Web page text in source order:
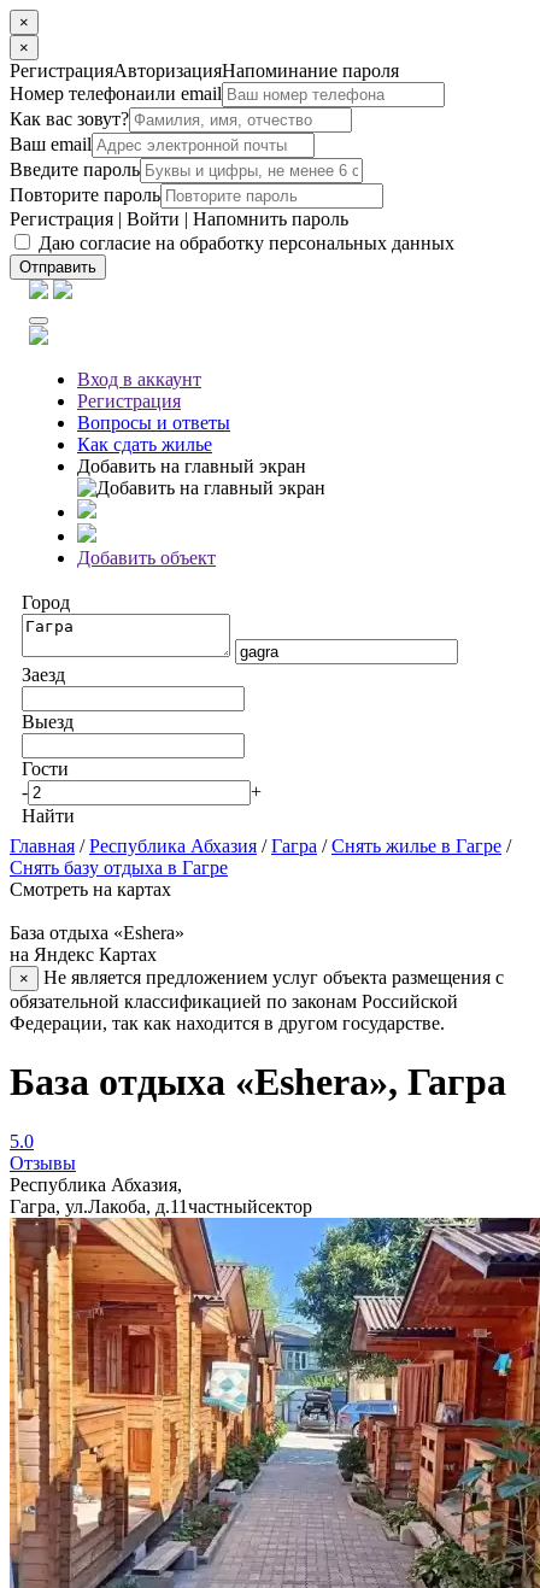
×
×
РегистрацияАвторизацияНапоминание пароля
Номер телефонаили email
Как вас зовут?
Ваш email
Введите пароль
Повторите пароль
Регистрация | Войти | Напомнить пароль
Даю согласие на обработку персональных данных
Отправить
Вход в аккаунт
Регистрация
Вопросы и ответы
Как сдать жилье
Добавить на главный экран
Добавить объект
Город
Заезд
Выезд
Гости
-
+
Найти
Главная /Республика Абхазия /Гагра /Снять жилье в Гагре /
Снять базу отдыха в Гагре
Смотреть на картах
База отдыха «Eshera»
на Яндекс Картах
×
Не является предложением услуг объекта размещения с
обязательной классификацией по законам Российской
Федерации, так как находится в другом государстве.
База отдыха «Eshera», Гагра
5.0
Отзывы
Республика Абхазия,
Гагра, ул.Лакоба, д.11частныйсектор